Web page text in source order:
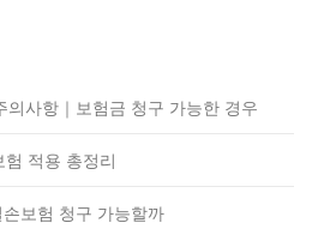
사항｜보험금 청구 가능한 경우
험 적용 총정리
보험 청구 가능할까